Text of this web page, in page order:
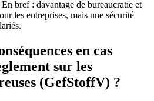
bref : davantage de bureaucratie et
les entreprises, mais une sécurité
en cas
sur les
(GefStoffV) ?